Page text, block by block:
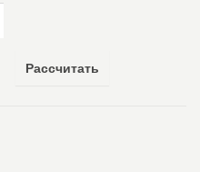
Рассчитать